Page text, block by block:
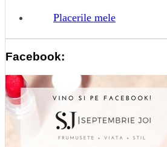
Placerile mele
Facebook: